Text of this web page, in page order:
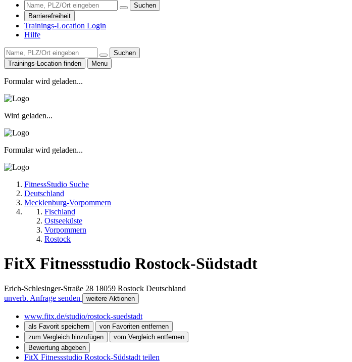
Suchen
Barrierefreiheit
Trainings-Location Login
Hilfe
Suchen
Trainings-Location finden
Menu
Formular wird geladen...
Wird geladen...
Formular wird geladen...
FitnessStudio Suche
Deutschland
Mecklenburg-Vorpommern
Fischland
Ostseeküste
Vorpommern
Rostock
FitX Fitnessstudio Rostock-Südstadt
Erich-Schlesinger-Straße 28 18059 Rostock Deutschland
unverb. Anfrage senden
weitere Aktionen
www.fitx.de/studio/rostock-suedstadt
als Favorit speichern
von Favoriten entfernen
zum Vergleich hinzufügen
vom Vergleich entfernen
Bewertung abgeben
FitX Fitnessstudio Rostock-Südstadt teilen